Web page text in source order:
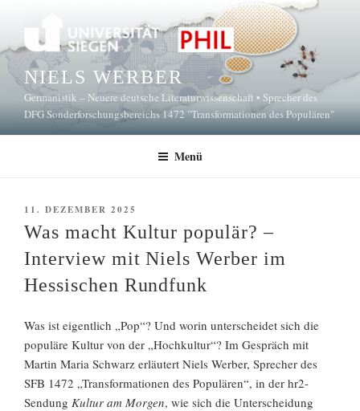
springen
NIELS WERBER
Germanistik – Neuere deutsche Literaturwissenschaft • Sprecher des
DFG Sonderforschungsbereichs 1472 "Transformationen des Populären"
Menü
VERÖFFENTLICHT
AM
11. DEZEMBER 2025
Was macht Kultur populär? –
Interview mit Niels Werber im
Hessischen Rundfunk
Was ist eigentlich „Pop“? Und worin unterscheidet sich die
populäre Kultur von der „Hochkultur“? Im Gespräch mit
Martin Maria Schwarz erläutert Niels Werber, Sprecher des
SFB 1472 „Trans­forma­tionen des Popu­lären“, in der hr2-
Sendung Kultur am Morgen, wie sich die Unter­schei­dung